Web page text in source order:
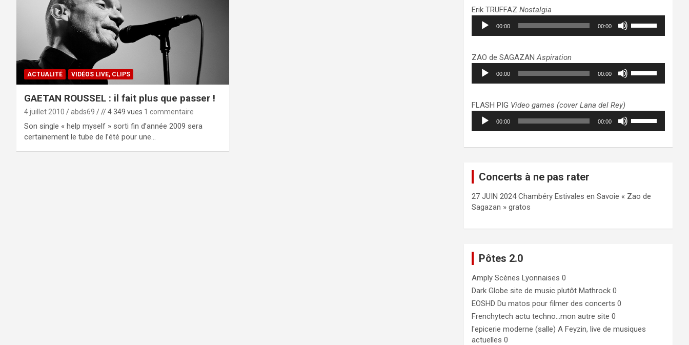
ACTUALITÉ VIDÉOS LIVE, CLIPS
GAETAN ROUSSEL : il fait plus que passer !
4 juillet 2010 abds69 // 4 349 vues 1 commentaire
Son single « help myself » sorti fin d’année 2009 sera
certainement le tube de l’été pour une…
pour
augmenter
ou
volume.
Erik TRUFFAZNostalgia
Lecteur
audio
00:00 00:00
pour
augmenter
ou
volume.
ZAO de SAGAZANAspiration
Lecteur
audio
00:00 00:00
pour
augmenter
ou
FLASH PIG Video games (cover Lana del Rey)
Lecteur
audio
00:00 00:00
haut/bas
le
Concerts à ne pas rater
27 JUIN 2024 Chambéry Estivales en Savoie « Zao de
Sagazan » gratos
Pôtes 2.0
Amply Scènes Lyonnaises 0
Dark Globe site de music plutôt Mathrock 0
EOSHD Du matos pour filmer des concerts 0
Frenchytech actu techno…mon autre site 0
l'epicerie moderne (salle) A Feyzin, live de musiques
actuelles 0